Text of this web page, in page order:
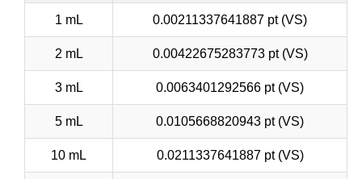
1 mL 0.00211337641887 pt (VS)
2 mL 0.00422675283773 pt (VS)
3 mL 0.0063401292566 pt (VS)
5 mL 0.0105668820943 pt (VS)
10 mL 0.0211337641887 pt (VS)